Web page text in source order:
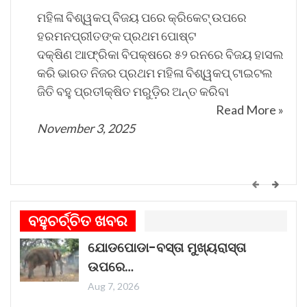
ବୋଲି ରାଜନଗର ଥାନାଧିକାରୀ ନରେଶ୍‌ ସାହୁ କହିଛନ୍ତି।
ମହିଳା ବିଶ୍ୱକପ୍ ବିଜୟ ପରେ କ୍ରିକେଟ୍ ଉପରେ
ହରମନପ୍ରୀତଙ୍କ ପ୍ରଥମ ପୋଷ୍ଟ
ଦକ୍ଷିଣ ଆଫ୍ରିକା ବିପକ୍ଷରେ ୫୨ ରନରେ ବିଜୟ ହାସଲ
କରି ଭାରତ ନିଜର ପ୍ରଥମ ମହିଳା ବିଶ୍ୱକପ୍ ଟାଇଟଲ
ଜିତି ବହୁ ପ୍ରତୀକ୍ଷିତ ମରୁଡ଼ିର ଅନ୍ତ କରିବା
Read More »
November 3, 2025
କେମିତି ଚାଲିଛି କଟକ ଐତିହାସିକ ବାଲିଯାତ୍ରା ପ୍ରସ୍ତୁତି
ଗୀତଟି କାନରେ ପଡ଼ିଲେ, ଆଖି ଆଗରେ ନାଚିଯାଏ
ଓଡ଼ିଶାର ନୌବାଣିଜ୍ୟ ପରମ୍ପରା । ଓଡ଼ିଶାର ପ୍ରାଚୀନ
ନାମ କଳିଙ୍ଗ । ପ୍ରାଚୀନ କଳିଙ୍ଗକୁ ସମୃଦ୍ଧ କରିଥିଲା
ନୌବାଣିଜ୍ୟ
November 1, 2025
ବହୁଚର୍ଚ୍ଚିତ ଖବର
ଯୋଡପୋଡା-ବସ୍ତା ମୁଖ୍ୟରାସ୍ତା
ଉପରେ…
Aug 7, 2026